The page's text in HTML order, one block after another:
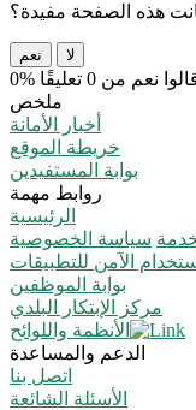
هذه الصفحة مفيدة؟
نعم لا
نعم من 0 تعليقًا
ملخص
أخبار الأمانة
خريطة الموقع
بوابة المستفيدين
روابط مهمة
الرئيسية
سياسة الخصوصية
الآمن للتطبيقات
بوابة الموظفين
مركز الإبتكار البلدي
الأنظمة واللوائح
الدعم والمساعدة
اتصل بنا
الأسئلة الشائعة